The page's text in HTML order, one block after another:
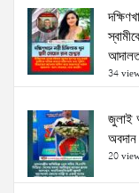
34
জুলাই
20